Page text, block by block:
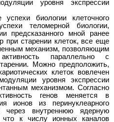
уровня экспрессии
биологии клеточного
теломерной биологии,
предсказанного мной ранее
при старении клеток, все еще
механизм, позволяющим
параллельно с
Можно предположить,
клеток вовлечен
уровня экспрессии
механизмом. Согласно
генов меняется в
ионов из перинуклеарного
через внутреннюю ядерную
что к числу ионных каналов